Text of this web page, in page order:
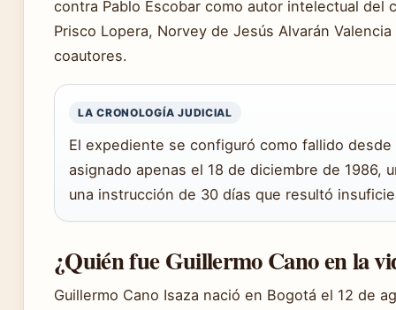
contra Pablo Escobar como autor intelectual del
Prisco Lopera, Norvey de Jesús Alvarán
coautores.
LA CRONOLOGÍA JUDICIAL
El expediente se configuró como fallido
asignado apenas el 18 de diciembre de 1986,
una instrucción de 30 días que resultó
¿Quién fue Guillermo Cano en la
Guillermo Cano Isaza nació en Bogotá el 12 de